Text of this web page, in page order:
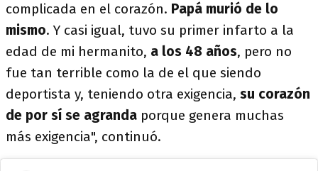
complicada en el corazón. Papá murió de lo
mismo. Y casi igual, tuvo su primer infarto a la
edad de mi hermanito, a los 48 años, pero no
fue tan terrible como la de el que siendo
deportista y, teniendo otra exigencia, su corazón
de por sí se agranda porque genera muchas
más exigencia", continuó.